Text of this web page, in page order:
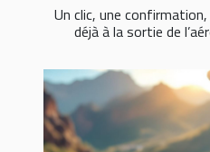
Un clic, une
déjà à la sortie de